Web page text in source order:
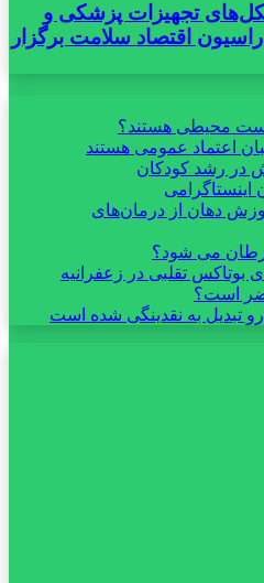
تجهیزات پزشکی و
اقتصاد سلامت برگزار